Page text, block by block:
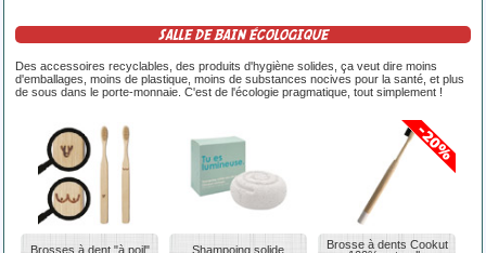
SALLE DE BAIN ÉCOLOGIQUE
Des accessoires recyclables, des produits d'hygiène solides, ça veut dire moins
d'emballages, moins de plastique, moins de substances nocives pour la santé, et plus
de sous dans le porte-monnaie. C'est de l'écologie pragmatique, tout simplement !
Brosses à dent "à poil" Shampoing solide
Brosse à dents Cookut